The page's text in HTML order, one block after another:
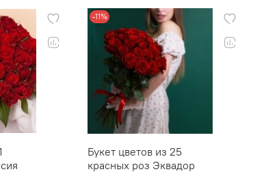
-11%
Букет цветов из 25
красных роз Эквадор